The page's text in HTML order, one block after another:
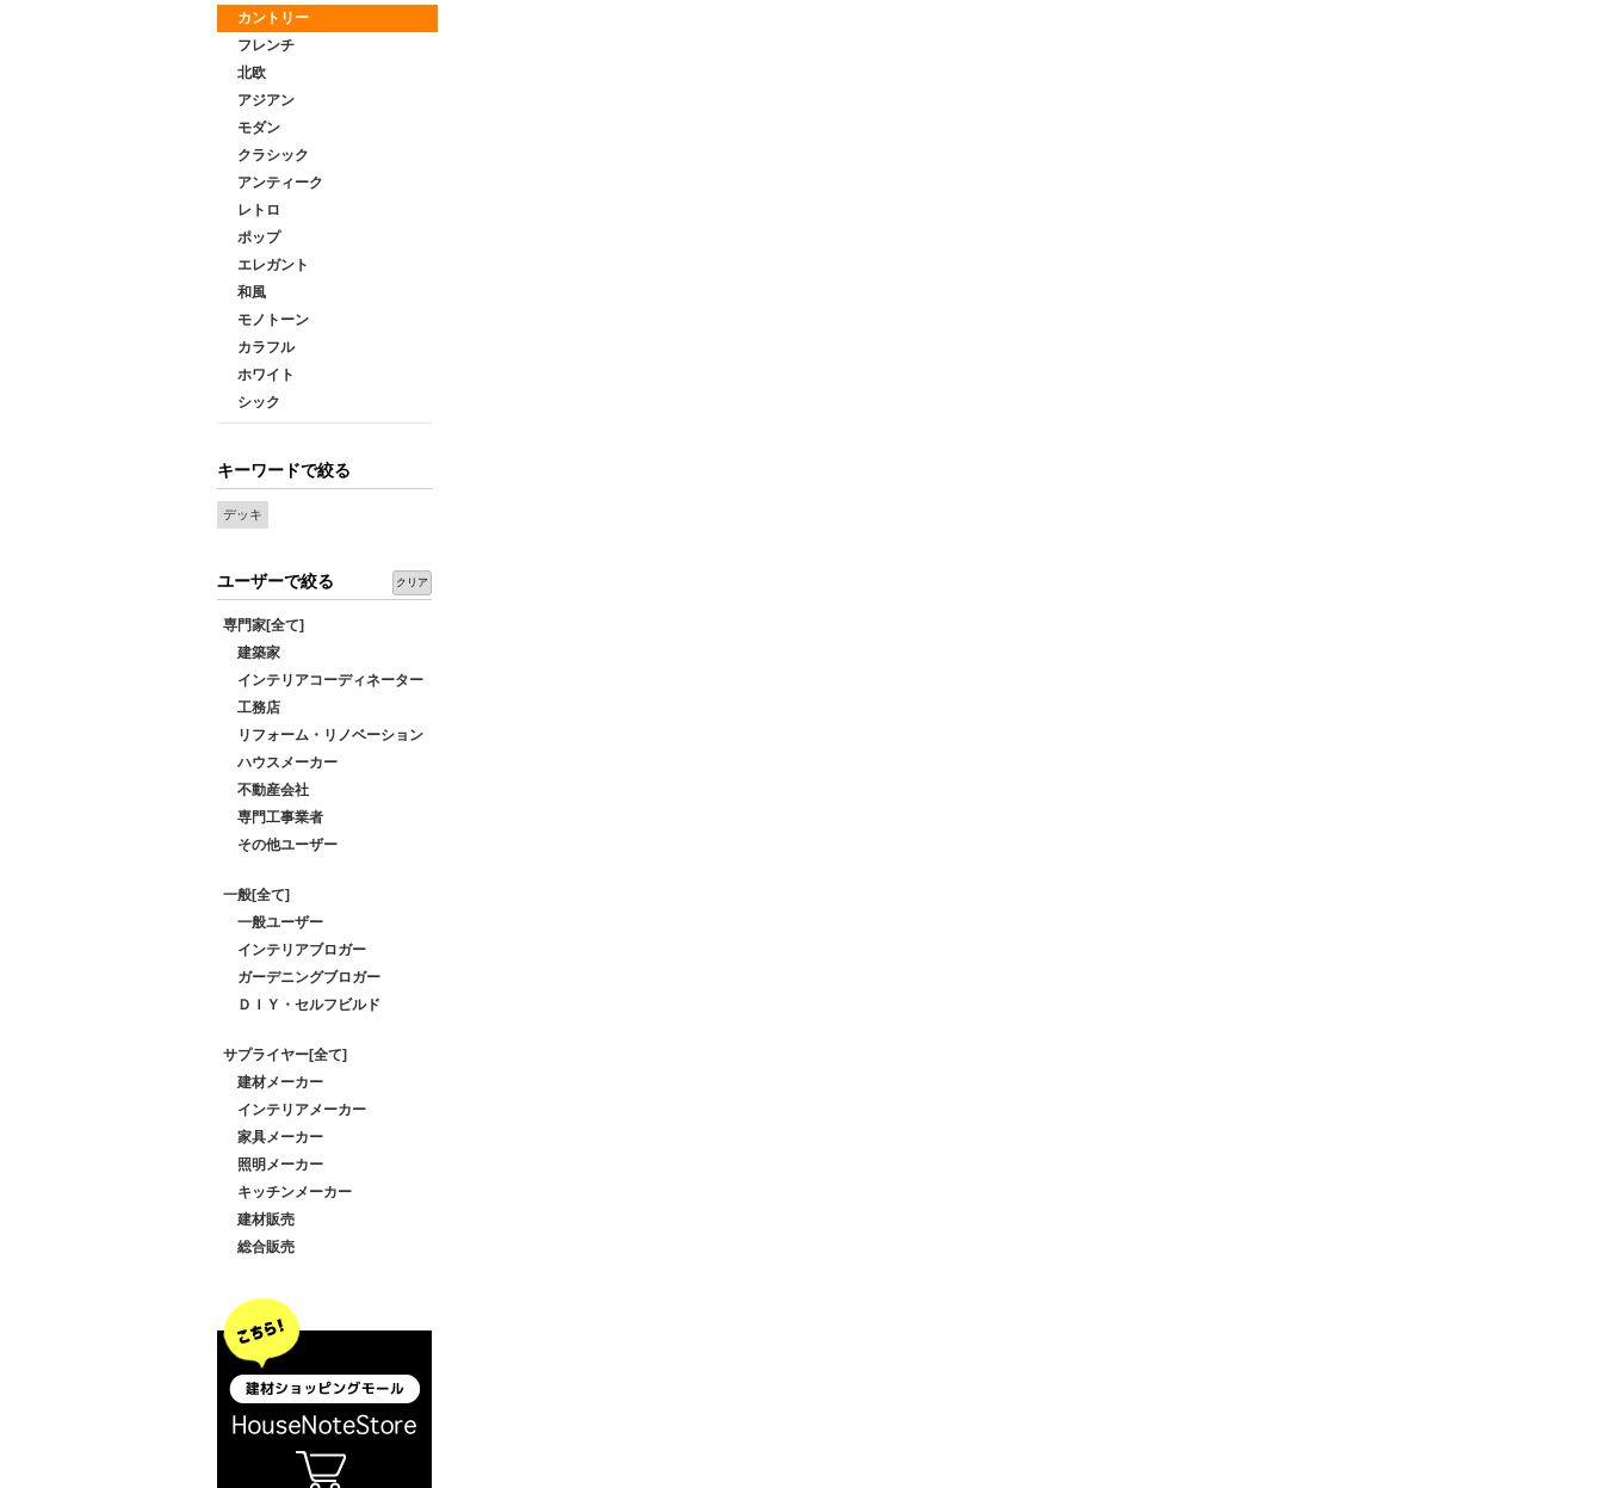
カントリー
フレンチ
北欧
アジアン
モダン
クラシック
アンティーク
レトロ
ポップ
エレガント
和風
モノトーン
カラフル
ホワイト
シック
キーワードで絞る
デッキ
ユーザーで絞る クリア
専門家[全て]
建築家
インテリアコーディネーター
工務店
リフォーム・リノベーション
ハウスメーカー
不動産会社
専門工事業者
その他ユーザー
一般[全て]
一般ユーザー
インテリアブロガー
ガーデニングブロガー
ＤＩＹ・セルフビルド
サプライヤー[全て]
建材メーカー
インテリアメーカー
家具メーカー
照明メーカー
キッチンメーカー
建材販売
総合販売